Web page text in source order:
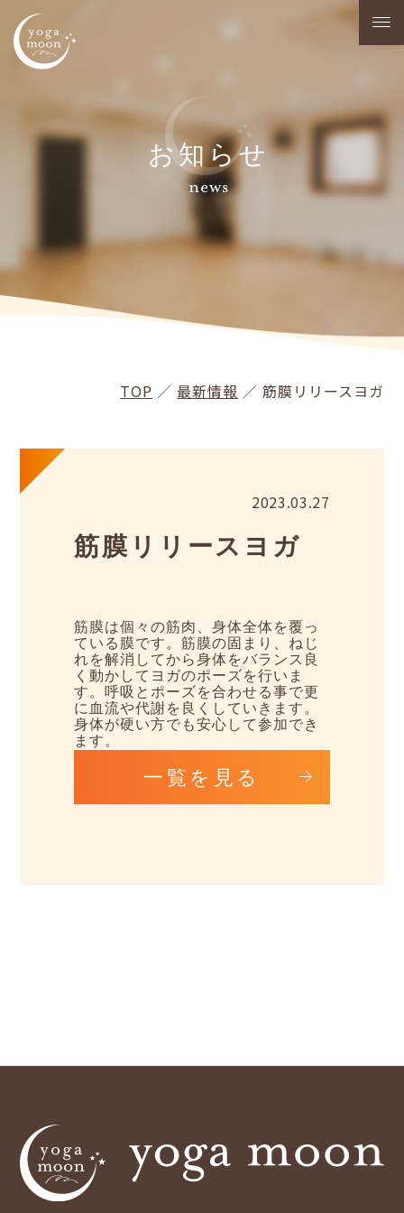
お知らせ
news
TOP ／ 最新情報 ／ 筋膜リリースヨガ
2023.03.27
筋膜リリースヨガ
筋膜は個々の筋肉、身体全体を覆っ
ている膜です。筋膜の固まり、ねじ
れを解消してから身体をバランス良
く動かしてヨガのポーズを行いま
す。呼吸とポーズを合わせる事で更
に血流や代謝を良くしていきます。
身体が硬い方でも安心して参加でき
ます。
一覧を見る